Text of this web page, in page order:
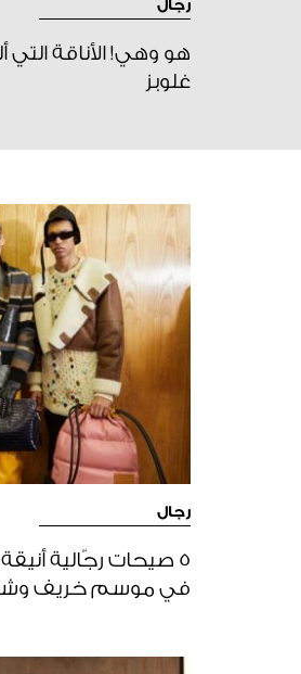
رجال
هو وهي! الأناقة
غلوبز
رجال
5 صيحات رجّالية
في موسم خريف وشتاء 2019/